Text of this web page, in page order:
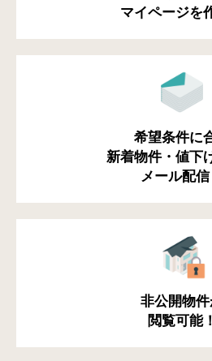
マイページを
希望条件に
新着物件・値下
メール配信
非公開物
閲覧可能！